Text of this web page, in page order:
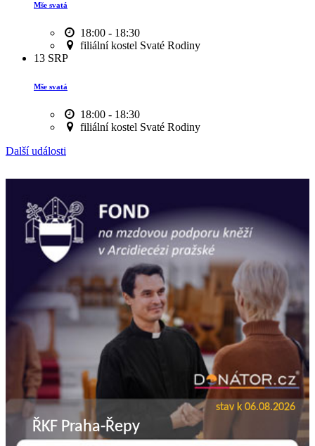
Mše svatá
18:00 - 18:30
filiální kostel Svaté Rodiny
13 SRP
Mše svatá
18:00 - 18:30
filiální kostel Svaté Rodiny
Další události